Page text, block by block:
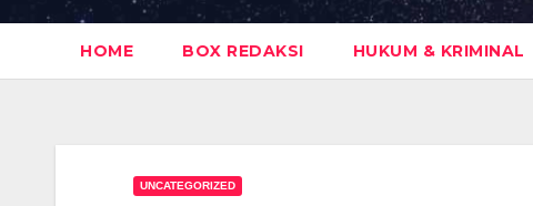
HOME BOX REDAKSI HUKUM & KRIMINAL
UNCATEGORIZED